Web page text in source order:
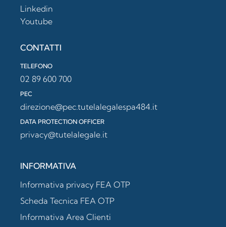
Linkedin
Youtube
CONTATTI
TELEFONO
02 89 600 700
PEC
direzione@pec.tutelalegalespa484.it
DATA PROTECTION OFFICER
privacy@tutelalegale.it
INFORMATIVA
Informativa privacy FEA OTP
Scheda Tecnica FEA OTP
Informativa Area Clienti